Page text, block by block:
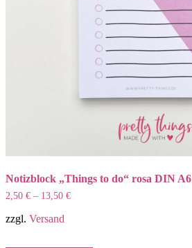
Notizblock „Things to do“ rosa DIN A6
2,50 € – 13,50 €
zzgl. Versand